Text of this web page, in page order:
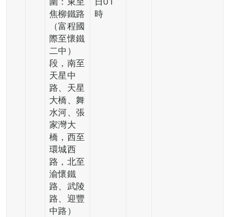
焦柳鐵路
（富程國
際至懷鐵
二中）
段，南至
天星中
路、天星
大橋、舞
水河、張
家灣大
橋，西至
環城西
路，北至
渝懷鐵
路、武陵
路、迎豐
中路）
時